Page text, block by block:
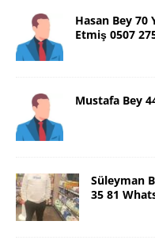
Hasan Bey 70
Etmiş 0507
Mustafa Bey
Süleyman
35 81